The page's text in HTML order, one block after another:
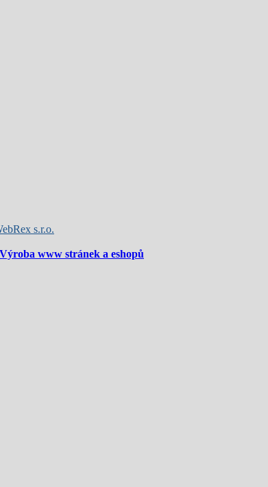
s.r.o.
Výroba www stránek a eshopů